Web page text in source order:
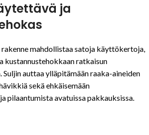
ja
mahdollistaa satoja käyttökertoja,
kustannustehokkaan ratkaisun
auttaa ylläpitämään raaka-aineiden
sekä ehkäisemään
pilaantumista avatuissa pakkauksissa.